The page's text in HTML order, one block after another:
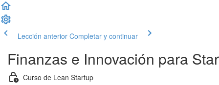
Lección anterior Completar y continuar
Finanzas e Innovación para
Curso de Lean Startup